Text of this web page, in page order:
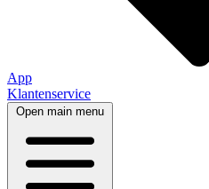
App
Klantenservice
Open main menu